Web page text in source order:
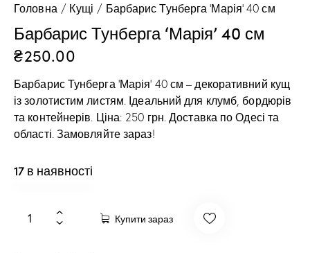
Головна Кущі Барбарис Тунберга ‘Марія’ 40 см
Барбарис Тунберга ‘Марія’ 40 см
₴250.00
Барбарис Тунберга ‘Марія’ 40 см – декоративний кущ
із золотистим листям. Ідеальний для клумб, бордюрів
та контейнерів. Ціна: 250 грн. Доставка по Одесі та
області. Замовляйте зараз!
17 в наявності
Купити зараз